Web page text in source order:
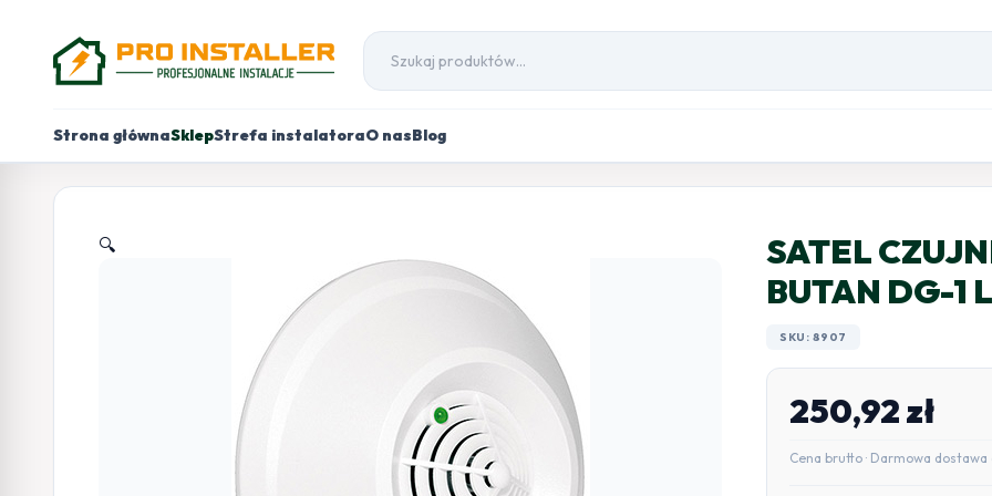
Strona głównaSklepStrefa instalatoraO nasBlog
🔍
SATEL
BUTAN DG-1
SKU: 8907
250,92zł
Cena brutto · Darmowa dostawa